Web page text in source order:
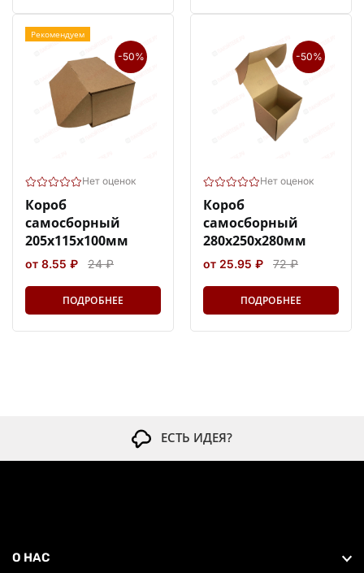
-50%
Рекомендуем
Нет оценок
Короб
самосборный
205х115х100мм
от 8.55 ₽ 24 ₽
ПОДРОБНЕЕ
-50%
Нет оценок
Короб
самосборный
280х250х280мм
от 25.95 ₽ 72 ₽
ПОДРОБНЕЕ
ЕСТЬ ИДЕЯ?
О НАС